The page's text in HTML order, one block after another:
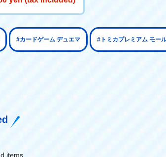
#カードゲーム デュエマ #トミカプレミアム モー
items.